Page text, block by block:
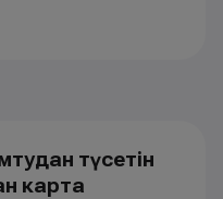
түсетін
карта